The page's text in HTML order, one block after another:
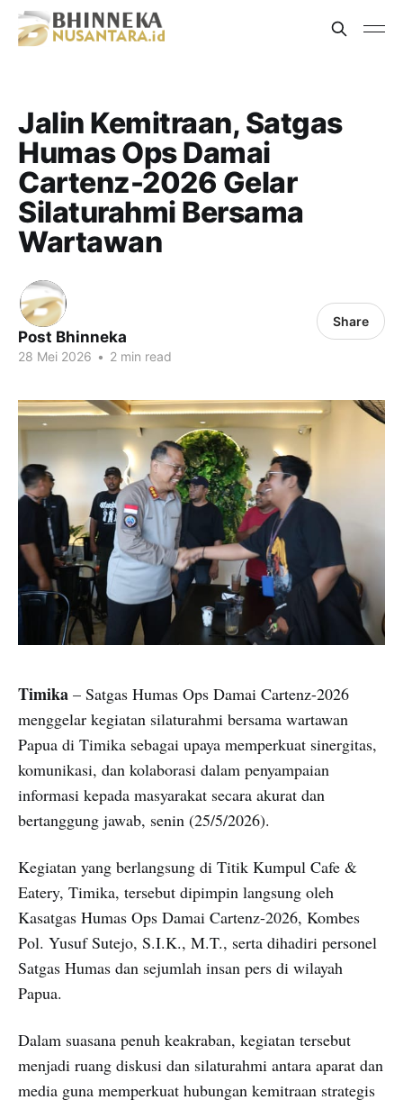
Jalin Kemitraan, Satgas
Humas Ops Damai
Cartenz-2026 Gelar
Silaturahmi Bersama
Wartawan
Post Bhinneka
28 Mei 2026 • 2 min read
Share
Timika – Satgas Humas Ops Damai Cartenz-2026
menggelar kegiatan silaturahmi bersama wartawan
Papua di Timika sebagai upaya memperkuat sinergitas,
komunikasi, dan kolaborasi dalam penyampaian
informasi kepada masyarakat secara akurat dan
bertanggung jawab, senin (25/5/2026).
Kegiatan yang berlangsung di Titik Kumpul Cafe &
Eatery, Timika, tersebut dipimpin langsung oleh
Kasatgas Humas Ops Damai Cartenz-2026, Kombes
Pol. Yusuf Sutejo, S.I.K., M.T., serta dihadiri personel
Satgas Humas dan sejumlah insan pers di wilayah
Papua.
Dalam suasana penuh keakraban, kegiatan tersebut
menjadi ruang diskusi dan silaturahmi antara aparat dan
media guna memperkuat hubungan kemitraan strategis